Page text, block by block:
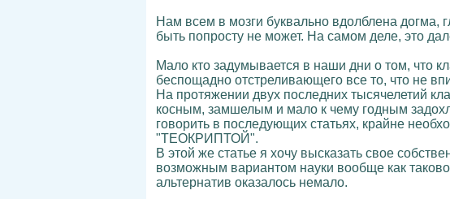
Нам всем в мозги буквально вдолблена догма,
быть попросту не может. На самом деле, это
Мало кто задумывается в наши дни о том, что
беспощадно отстреливающего все то, что не
На протяжении двух последних тысячелетий
косным, замшелым и мало к чему годным
говорить в последующих статьях, крайне
"ТЕОКРИПТОЙ".
В этой же статье я хочу высказать свое
возможным вариантом науки вообще как
альтернатив оказалось немало.